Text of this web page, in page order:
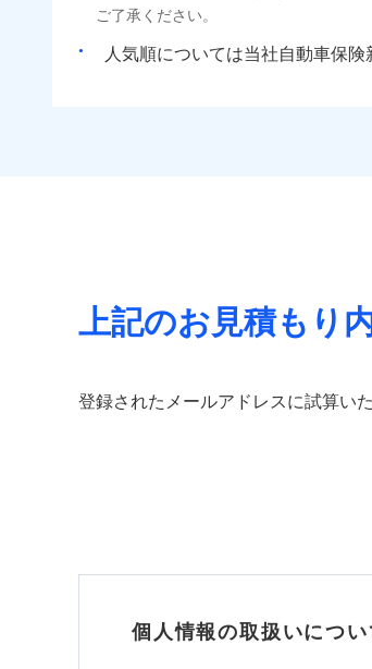
ご了承ください。
人気順については当社
上記のお見積もり
登録されたメールアドレスに試算い
個人情報の取扱いについ